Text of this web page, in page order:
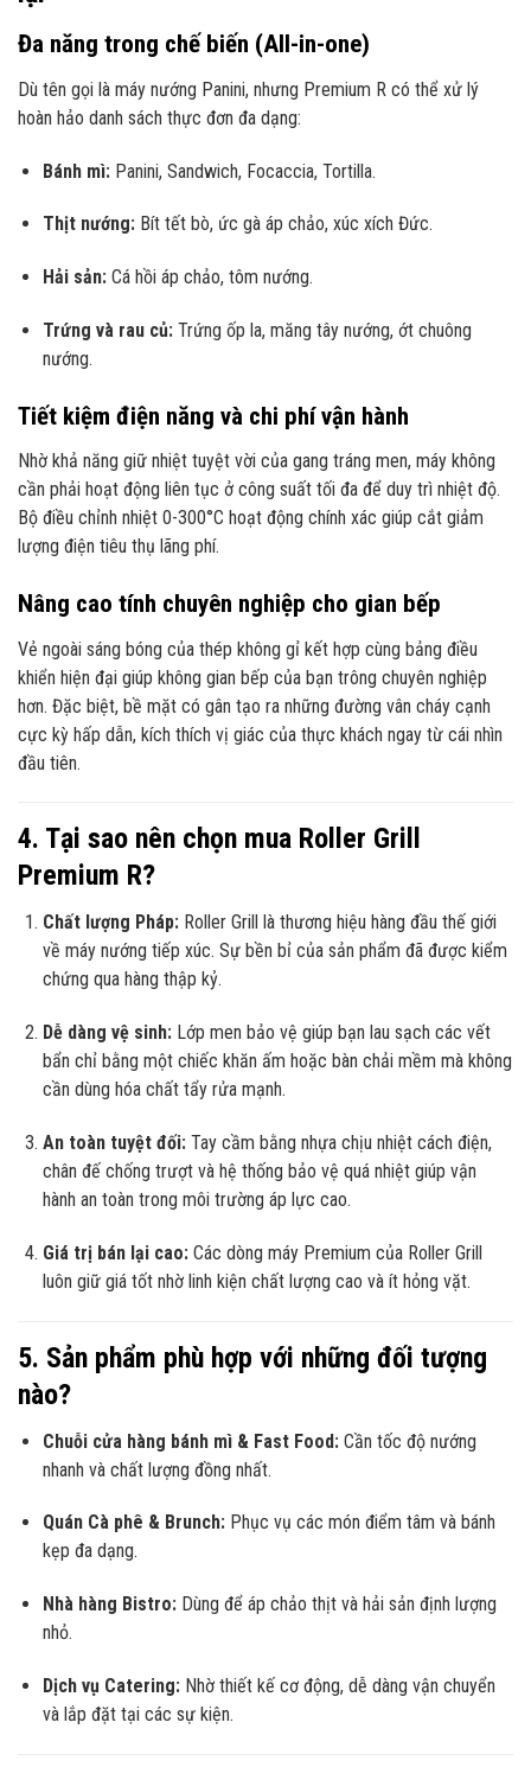
Đa năng trong chế biến (All-in-one)
Dù tên gọi là máy nướng Panini, nhưng Premium R có thể xử lý
hoàn hảo danh sách thực đơn đa dạng:
Bánh mì:Panini, Sandwich, Focaccia, Tortilla.
Thịt nướng:Bít tết bò, ức gà áp chảo, xúc xích Đức.
Hải sản:Cá hồi áp chảo, tôm nướng.
Trứng và rau củ:Trứng ốp la, măng tây nướng, ớt chuông
nướng.
Tiết kiệm điện năng và chi phí vận hành
Nhờ khả năng giữ nhiệt tuyệt vời của gang tráng men, máy không
cần phải hoạt động liên tục ở công suất tối đa để duy trì nhiệt độ.
Bộ điều chỉnh nhiệt 0-300°C hoạt động chính xác giúp cắt giảm
lượng điện tiêu thụ lãng phí.
Nâng cao tính chuyên nghiệp cho gian bếp
Vẻ ngoài sáng bóng của thép không gỉ kết hợp cùng bảng điều
khiển hiện đại giúp không gian bếp của bạn trông chuyên nghiệp
hơn. Đặc biệt, bề mặt có gân tạo ra những đường vân cháy cạnh
cực kỳ hấp dẫn, kích thích vị giác của thực khách ngay từ cái nhìn
đầu tiên.
4. Tại sao nên chọn mua Roller Grill
Premium R?
Chất lượng Pháp:Roller Grill là thương hiệu hàng đầu thế giới
về máy nướng tiếp xúc. Sự bền bỉ của sản phẩm đã được kiểm
chứng qua hàng thập kỷ.
Dễ dàng vệ sinh:Lớp men bảo vệ giúp bạn lau sạch các vết
bẩn chỉ bằng một chiếc khăn ấm hoặc bàn chải mềm mà không
cần dùng hóa chất tẩy rửa mạnh.
An toàn tuyệt đối:Tay cầm bằng nhựa chịu nhiệt cách điện,
chân đế chống trượt và hệ thống bảo vệ quá nhiệt giúp vận
hành an toàn trong môi trường áp lực cao.
Giá trị bán lại cao:Các dòng máy Premium của Roller Grill
luôn giữ giá tốt nhờ linh kiện chất lượng cao và ít hỏng vặt.
5. Sản phẩm phù hợp với những đối tượng
nào?
Chuỗi cửa hàng bánh mì & Fast Food:Cần tốc độ nướng
nhanh và chất lượng đồng nhất.
Quán Cà phê & Brunch:Phục vụ các món điểm tâm và bánh
kẹp đa dạng.
Nhà hàng Bistro:Dùng để áp chảo thịt và hải sản định lượng
nhỏ.
Dịch vụ Catering:Nhờ thiết kế cơ động, dễ dàng vận chuyển
và lắp đặt tại các sự kiện.